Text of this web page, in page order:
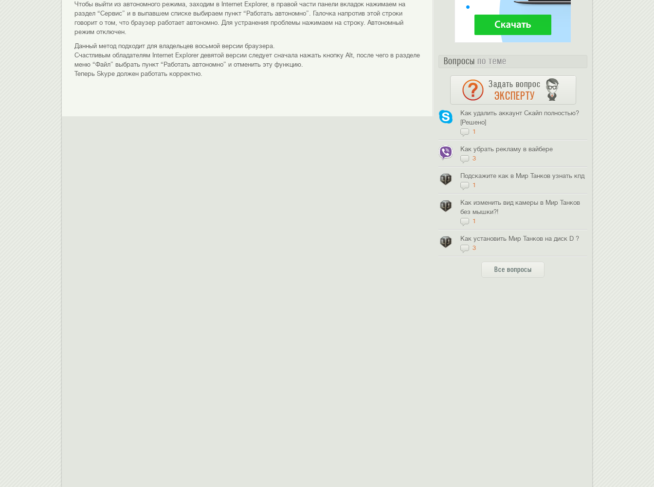
Чтобы выйти из автономного режима, заходим в Internet Explorer, в правой части панели вкладок нажимаем на
раздел “Сервис” и в выпавшем списке выбираем пункт “Работать автономно”. Галочка напротив этой строки
говорит о том, что браузер работает автономно. Для устранения проблемы нажимаем на строку. Автономный
режим отключен.
Данный метод подходит для владельцев восьмой версии браузера.
Счастливым обладателям Internet Explorer девятой версии следует сначала нажать кнопку Alt, после чего в разделе
меню “Файл” выбрать пункт “Работать автономно” и отменить эту функцию.
Теперь Skype должен работать корректно.
Вопросы по теме
Задать вопрос
ЭКСПЕРТУ
Как удалить аккаунт Скайп полностью?
[Решено]
1
Как убрать рекламу в вайбере
3
Подскажите как в Мир Танков узнать кпд
1
Как изменить вид камеры в Мир Танков
без мышки?!
1
Как установить Мир Танков на диск D ?
3
Все вопросы